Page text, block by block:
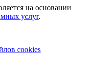
на основании
услуг.
cookies